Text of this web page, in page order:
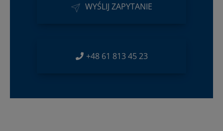
WYŚLIJ ZAPYTANIE
+48 61 813 45 23